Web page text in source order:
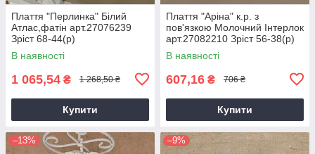
Плаття "Перлинка" Білий
Атлас,фатін арт.27076239
Зріст 68-44(р)
В наявності
1 065,54 ₴ 1 268,50 ₴
Купити
Плаття "Аріна" к.р. з
пов'язкою Молочний Інтерлок
арт.27082210 Зріст 56-38(р)
В наявності
607,16 ₴ 706 ₴
Купити
–13% –9%